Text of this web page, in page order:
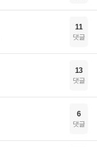
11
댓글
13
댓글
6
댓글